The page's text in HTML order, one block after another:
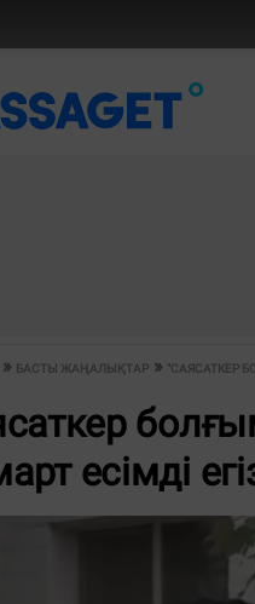
БАСТЫ ЖАҢАЛЫҚТАР "САЯСАТКЕР
есімді